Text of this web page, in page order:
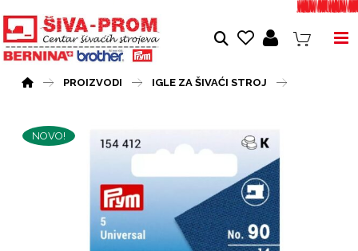
PROIZVODI IGLE ZA ŠIVAĆI STROJ
NOVO!